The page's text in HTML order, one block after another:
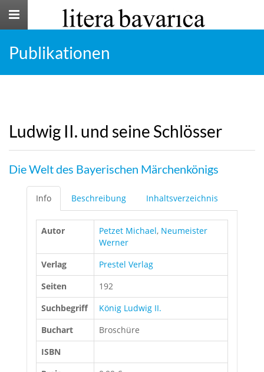
Toggle
Publikationen
Ludwig II. und seine Schlösser
Die Welt des Bayerischen Märchenkönigs
Info Beschreibung Inhaltsverzeichnis
Autor Petzet Michael, Neumeister
Werner
Verlag
Prestel Verlag
Seiten
192
Suchbegriff
König Ludwig II.
Buchart
Broschüre
ISBN